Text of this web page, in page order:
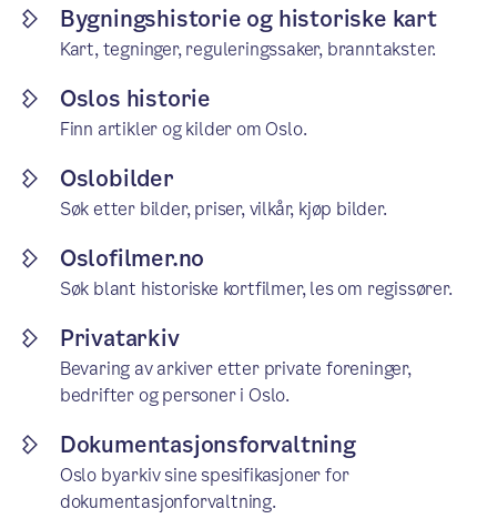
Bygningshistorie og historiske kart
Kart, tegninger, reguleringssaker, branntakster.
Oslos historie
Finn artikler og kilder om Oslo.
Oslobilder
Søk etter bilder, priser, vilkår, kjøp bilder.
Oslofilmer.no
Søk blant historiske kortfilmer, les om regissører.
Privatarkiv
Bevaring av arkiver etter private foreninger,
bedrifter og personer i Oslo.
Dokumentasjonsforvaltning
Oslo byarkiv sine spesifikasjoner for
dokumentasjonforvaltning.